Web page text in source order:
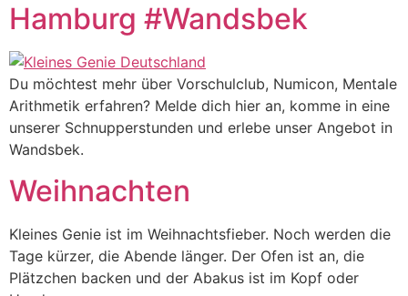
Hamburg #Wandsbek
Du möchtest mehr über Vorschulclub, Numicon, Mentale
Arithmetik erfahren? Melde dich hier an, komme in eine
unserer Schnupperstunden und erlebe unser Angebot in
Wandsbek.
Weihnachten
Kleines Genie ist im Weihnachtsfieber. Noch werden die
Tage kürzer, die Abende länger. Der Ofen ist an, die
Plätzchen backen und der Abakus ist im Kopf oder